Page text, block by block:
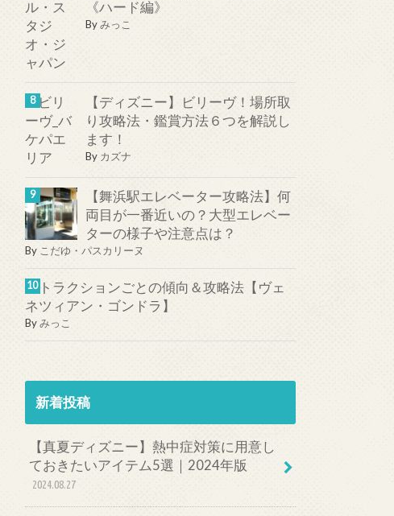
《ハード編》
Byみっこ
【ディズニー】ビリーヴ！場所取
り攻略法・鑑賞方法６つを解説し
ます！
By カズナ
【舞浜駅エレベーター攻略法】何
両目が一番近いの？大型エレベー
ターの様子や注意点は？
By こだゆ・パスカリーヌ
アトラクションごとの傾向＆攻略法【ヴェ
ネツィアン・ゴンドラ】
Byみっこ
新着投稿
【真夏ディズニー】熱中症対策に用意し
ておきたいアイテム5選｜2024年版
2024.08.27